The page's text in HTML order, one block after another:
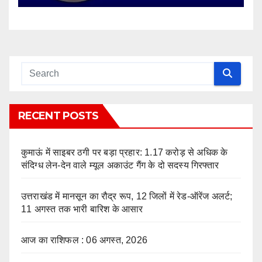
RECENT POSTS
कुमाऊं में साइबर ठगी पर बड़ा प्रहार: 1.17 करोड़ से अधिक के
संदिग्ध लेन-देन वाले म्यूल अकाउंट गैंग के दो सदस्य गिरफ्तार
उत्तराखंड में मानसून का रौद्र रूप, 12 जिलों में रेड-ऑरेंज अलर्ट;
11 अगस्त तक भारी बारिश के आसार
आज का राशिफल : 06 अगस्त, 2026